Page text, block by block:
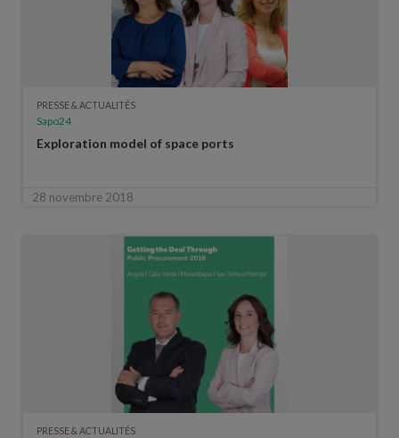
PRESSE & ACTUALITÉS
Sapo24
Exploration model of space ports
28 novembre 2018
PRESSE & ACTUALITÉS